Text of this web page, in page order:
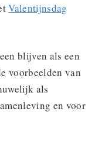
Valentijnsdag
blijven als een
voorbeelden van
als
en voor